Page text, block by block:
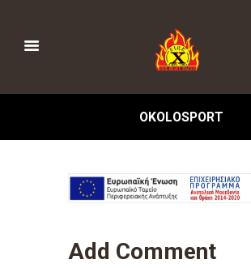
OKOLOSPORT
Add Comment